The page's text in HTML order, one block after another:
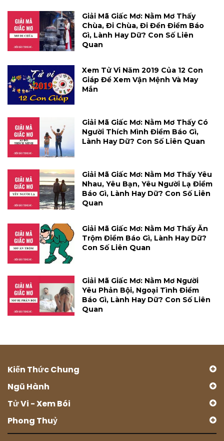
Giải Mã Giấc Mơ: Nằm Mơ Thấy
Chùa, Đi Chùa, Đi Đền Điềm Báo
Gì, Lành Hay Dữ? Con Số Liên
Quan
Xem Tử Vi Năm 2019 Của 12 Con
Giáp Để Xem Vận Mệnh Và May
Mắn
Giải Mã Giấc Mơ: Nằm Mơ Thấy Có
Người Thích Mình Điềm Báo Gì,
Lành Hay Dữ? Con Số Liên Quan
Giải Mã Giấc Mơ: Nằm Mơ Thấy Yêu
Nhau, Yêu Bạn, Yêu Người Lạ Điềm
Báo Gì, Lành Hay Dữ? Con Số Liên
Quan
Giải Mã Giấc Mơ: Nằm Mơ Thấy Ăn
Trộm Điềm Báo Gì, Lành Hay Dữ?
Con Số Liên Quan
Giải Mã Giấc Mơ: Nằm Mơ Người
Yêu Phản Bội, Ngoại Tình Điềm
Báo Gì, Lành Hay Dữ? Con Số Liên
Quan
Kiến Thức Chung
Ngũ Hành
Tử Vi - Xem Bói
Phong Thuỷ